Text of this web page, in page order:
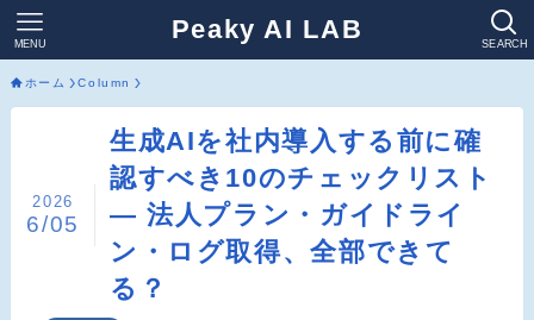
Peaky AI LAB SEARCH
MENU
ホーム Column
生成AIを社内導入する前に確
認すべき10のチェックリスト
― 法人プラン・ガイドライ
ン・ログ取得、全部できて
る？
2026
6/05